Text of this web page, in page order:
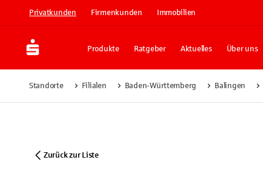
Privatkunden Firmenkunden Immobilien
Produkte Ratgeber Aktuelles Über uns
Standorte Filialen Baden-Württemberg Balingen
Zurück zur Liste